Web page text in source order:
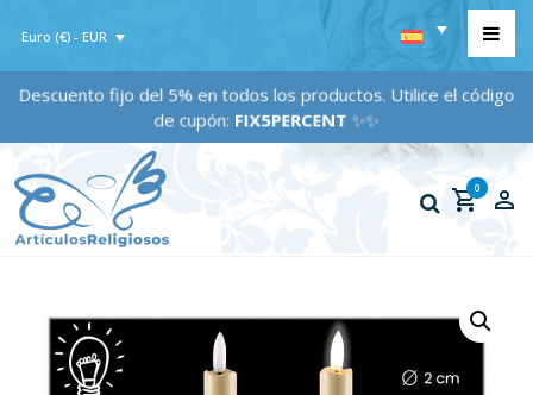
Euro (€) - EUR
Descuento fijo del 5% en todos los productos. Utilice el código
de cupón:FIX5PERCENT✨✨
0